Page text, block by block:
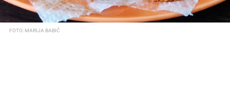
FOTO: MARIJA BABIĆ